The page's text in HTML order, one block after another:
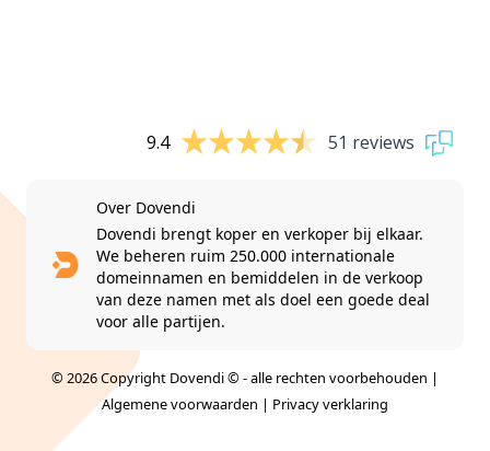
9.4 51 reviews
Over Dovendi
Dovendi brengt koper en verkoper bij elkaar.
We beheren ruim 250.000 internationale
domeinnamen en bemiddelen in de verkoop
van deze namen met als doel een goede deal
voor alle partijen.
© 2026 Copyright Dovendi © - alle rechten voorbehouden |
Algemene voorwaarden | Privacy verklaring